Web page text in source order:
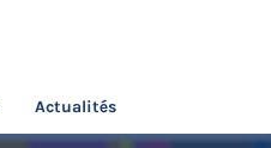
Actualités